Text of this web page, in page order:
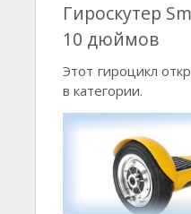
Гироскутер
10 дюймов
Этот гироцикл
в категории.